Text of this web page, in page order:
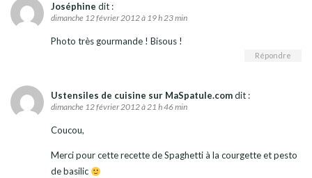
Joséphine dit :
dimanche 12 février 2012 à 19 h 23 min
Photo très gourmande ! Bisous !
Répondre
Ustensiles de cuisine sur MaSpatule.comdit :
dimanche 12 février 2012 à 21 h 46 min
Coucou,
Merci pour cette recette de Spaghetti à la courgette et pesto
de basilic